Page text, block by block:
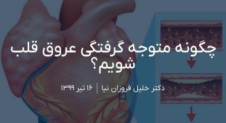
چگونه متوجه گرفتگی عروق قلب
شویم؟
دکتر خلیل فروزان نیا ۱۶ تیر ۱۳۹۹